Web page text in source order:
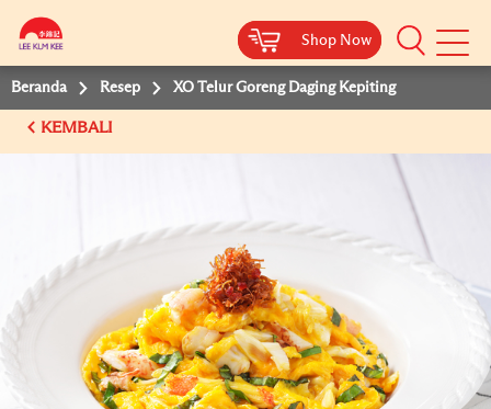
Shop Now
Shop Now
Beranda Resep XO Telur Goreng Daging Kepiting
KEMBALI